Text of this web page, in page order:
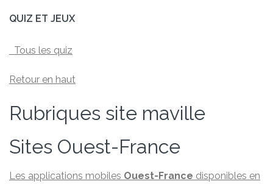
QUIZ ET JEUX
Tous les quiz
Retour en haut
Rubriques site maville
Sites Ouest-France
Les applications mobiles Ouest-France disponibles en